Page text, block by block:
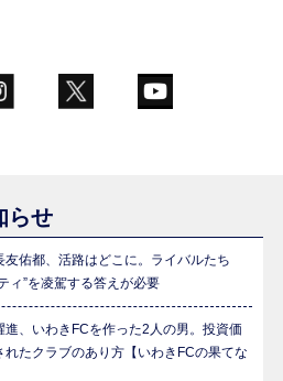
らせ
友佑都、活路はどこに。ライバルたち
ィ”を凌駕する答えが必要
進、いわきFCを作った2人の男。投資価
れたクラブのあり方【いわきFCの果てな